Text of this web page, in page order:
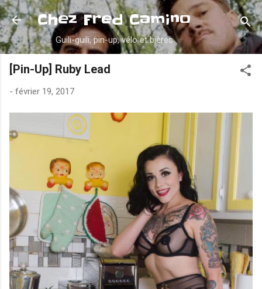
Accéder au contenu principal
Chez Fred Camino
Guili-guili, pin-up, vélo et bières
[Pin-Up] Ruby Lead
- février 19, 2017